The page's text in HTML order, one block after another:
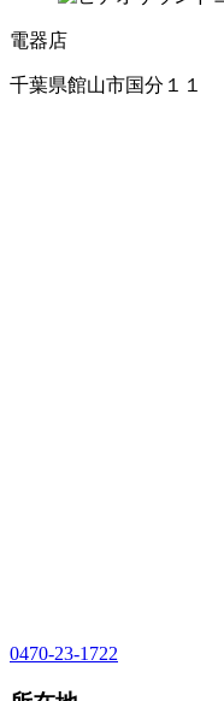
電器店
千葉県館山市国分１１
0470-23-1722